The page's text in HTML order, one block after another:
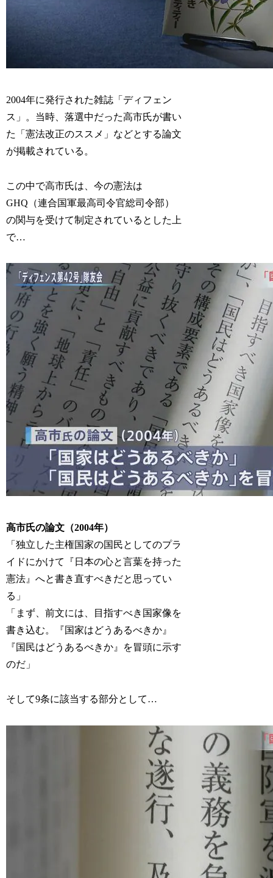
2004年に発行された雑誌「ディフェン
ス」。当時、落選中だった高市氏が書い
た「憲法改正のススメ」などとする論文
が掲載されている。
この中で高市氏は、今の憲法は
GHQ（連合国軍最高司令官総司令部）
の関与を受けて制定されているとした上
で…
高市氏の論文（2004年）
「独立した主権国家の国民としてのプラ
イドにかけて『日本の心と言葉を持った
憲法』へと書き直すべきだと思ってい
る」
「まず、前文には、目指すべき国家像を
書き込む。『国家はどうあるべきか』
『国民はどうあるべきか』を冒頭に示す
のだ」
そして9条に該当する部分として…